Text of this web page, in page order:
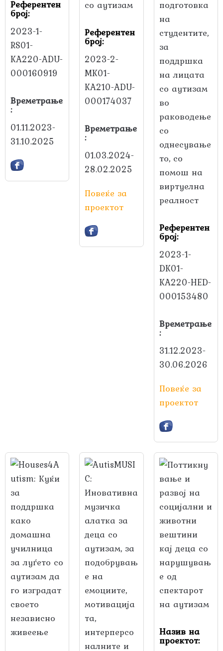
Референтен
број:
2023-1-
RS01-
KA220-ADU-
000160919
Времетрање
:
01.11.2023-
31.10.2025
со аутизам
Референтен
број:
2023-2-
MK01-
KA210-ADU-
000174037
Времетрање
:
01.03.2024-
28.02.2025
Повеќе за
проектот
подготовка
на
студентите,
за
поддршка
на лицата
со аутизам
во
раководење
со
однесување
то, со
помош на
виртуелна
реалност
Референтен
број:
2023-1-
DK01-
KA220-HED-
000153480
Времетрање
:
31.12.2023-
30.06.2026
Повеќе за
проектот
Назив на
проектот: